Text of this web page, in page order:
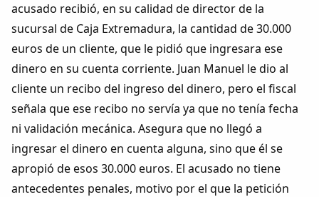
Peñas
La palra
Modo oscuro
acusado recibió, en su calidad de director de la
sucursal de Caja Extremadura, la cantidad de 30.000
euros de un cliente, que le pidió que ingresara ese
dinero en su cuenta corriente. Juan Manuel le dio al
cliente un recibo del ingreso del dinero, pero el fiscal
señala que ese recibo no servía ya que no tenía fecha
ni validación mecánica. Asegura que no llegó a
ingresar el dinero en cuenta alguna, sino que él se
apropió de esos 30.000 euros. El acusado no tiene
antecedentes penales, motivo por el que la petición